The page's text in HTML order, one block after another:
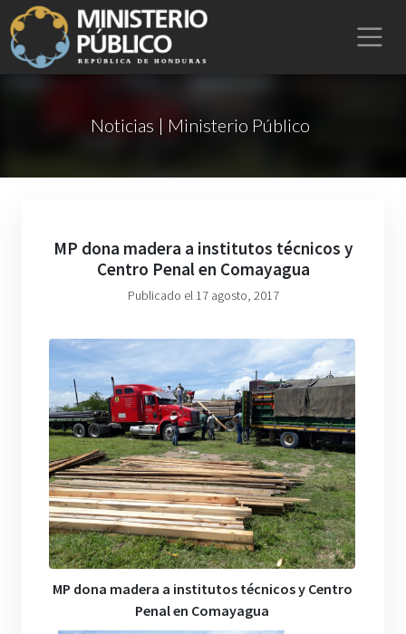
Noticias | Ministerio Público
MP dona madera a institutos técnicos y
Centro Penal en Comayagua
Publicado el 17 agosto, 2017
MP dona madera a institutos técnicos y Centro
Penal en Comayagua